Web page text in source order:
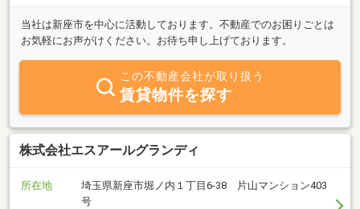
当社は新座市を中心に活動しております。不動産でのお困りごとは
お気軽にお声がけください。お待ち申し上げております。
この不動産会社が取り扱う
賃貸物件を探す
株式会社エスアールグランディ
所在地
埼玉県新座市堀ノ内１丁目6-38 片山マンション403
号